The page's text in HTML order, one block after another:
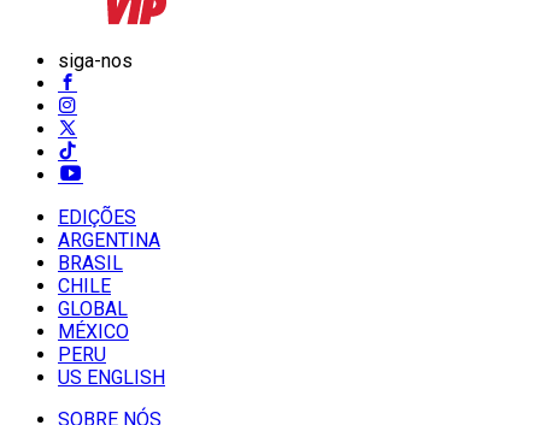
siga-nos
EDIÇÕES
ARGENTINA
BRASIL
CHILE
GLOBAL
MÉXICO
PERU
US ENGLISH
SOBRE NÓS